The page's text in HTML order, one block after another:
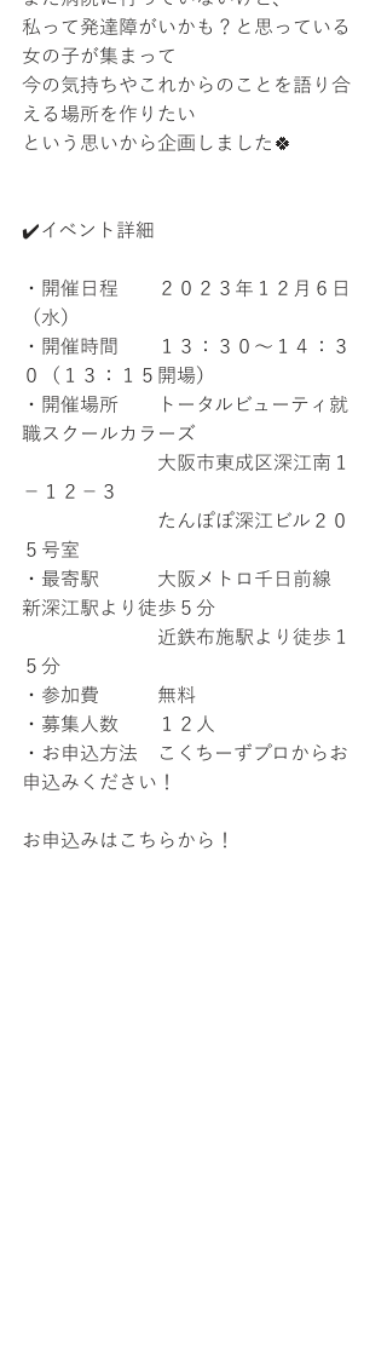
私って発達障がいかも？と思っている
女の子が集まって
今の気持ちやこれからのことを語り合
える場所を作りたい
という思いから企画しました🍀
✔️イベント詳細
・開催日程　　２０２３年１２月６日
（水）
・開催時間　　１３：３０〜１４：３
０（１３：１５開場）
・開催場所　　トータルビューティ就
職スクールカラーズ
大阪市東成区深江南１
−１２−３
たんぽぽ深江ビル２０
５号室
・最寄駅　　　大阪メトロ千日前線
新深江駅より徒歩５分
近鉄布施駅より徒歩１
５分
・参加費　　　無料
・募集人数　　１２人
・お申込方法　こくちーずプロからお
申込みください！
お申込みはこちらから！